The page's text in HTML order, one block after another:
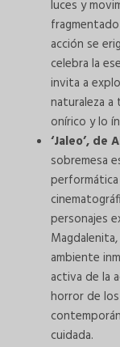
luces y
acción se
celebra la
invita a
naturaleza a
onírico y lo
‘Jaleo’, de
sobremesa
personajes
ambiente
activa de la
horror de
cuidada.